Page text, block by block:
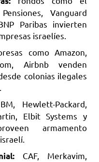
Vanguard
Paribas invierten
israelíes.
como Amazon,
Airbnb venden
colonias ilegales
Hewlett-Packard,
Elbit Systems y
armamento
CAF, Merkavim,